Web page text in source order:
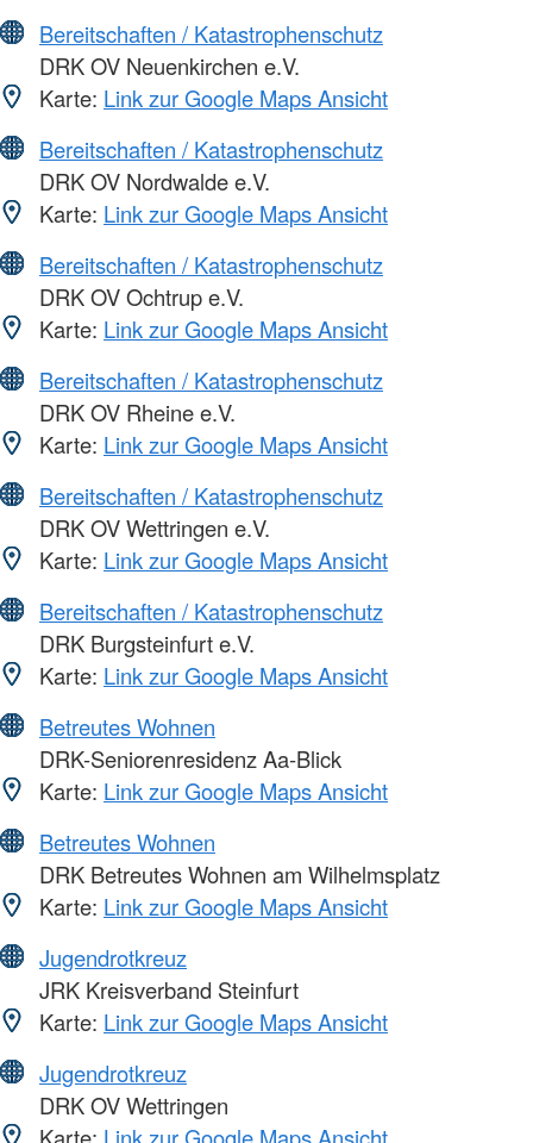
Bereitschaften / Katastrophenschutz
DRK OV Neuenkirchen e.V.
Karte: Link zur Google Maps Ansicht
Bereitschaften / Katastrophenschutz
DRK OV Nordwalde e.V.
Karte: Link zur Google Maps Ansicht
Bereitschaften / Katastrophenschutz
DRK OV Ochtrup e.V.
Karte: Link zur Google Maps Ansicht
Bereitschaften / Katastrophenschutz
DRK OV Rheine e.V.
Karte: Link zur Google Maps Ansicht
Bereitschaften / Katastrophenschutz
DRK OV Wettringen e.V.
Karte: Link zur Google Maps Ansicht
Bereitschaften / Katastrophenschutz
DRK Burgsteinfurt e.V.
Karte: Link zur Google Maps Ansicht
Betreutes Wohnen
DRK-Seniorenresidenz Aa-Blick
Karte: Link zur Google Maps Ansicht
Betreutes Wohnen
DRK Betreutes Wohnen am Wilhelmsplatz
Karte: Link zur Google Maps Ansicht
Jugendrotkreuz
JRK Kreisverband Steinfurt
Karte: Link zur Google Maps Ansicht
Jugendrotkreuz
DRK OV Wettringen